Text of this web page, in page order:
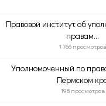
Правовой институт об
правам...
1 766 просмотров
Уполномоченный по
Пермском
198 просмотров